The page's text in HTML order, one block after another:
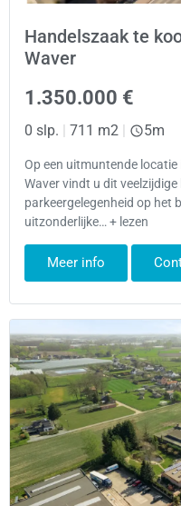
Handelszaak te
Waver
1.350.000 €
0 slp. | 711 m2 | 5m
Op een uitmuntende
Waver vindt u dit
parkeergelegenheid op het
uitzonderlijke… + lezen
Meer info